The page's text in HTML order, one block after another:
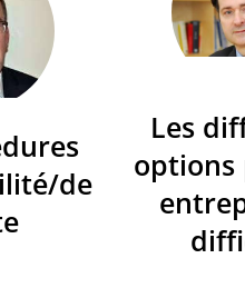
de
Les
options